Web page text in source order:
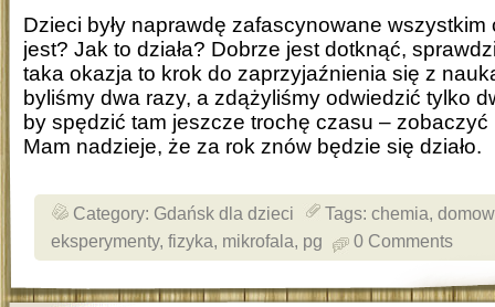
Dzieci były naprawdę zafascynowane wszystkim
jest? Jak to działa? Dobrze jest dotknąć,
taka okazja to krok do zaprzyjaźnienia się z
byliśmy dwa razy, a zdążyliśmy odwiedzić tylko
by spędzić tam jeszcze trochę czasu – zobaczyć
Mam nadzieje, że za rok znów będzie się działo.
Category: Gdańsk dla dzieci Tags: chemia,
eksperymenty, fizyka, mikrofala, pg 0 Comments